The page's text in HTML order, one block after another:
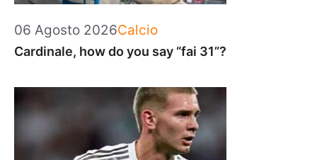
06 Agosto 2026Categorie
Calcio
Cardinale, how do you say “fai 31”?